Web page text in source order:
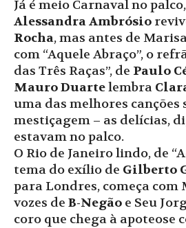
Já é meio Carnaval no
Alessandra Ambrósio
Rocha, mas antes de
com “Aquele Abraço”, o
das Três Raças”, de Paulo
Mauro Duartelembra
uma das melhores canções
mestiçagem – as delícias,
estavam no palco.
O Rio de Janeiro lindo, de
tema do exílio de Gilberto
para Londres, começa com
vozes de B-Negão e Seu
coro que chega à apoteose